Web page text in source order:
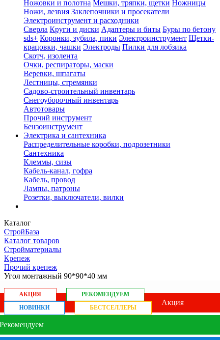
Ножовки и полотна Мешки, тряпки, щетки Ножницы
Ножи, лезвия Заклепочники и просекатели
Электроинструмент и расходники
Сверла Круги и диски Адаптеры и биты Буры по бетону
sds+ Коронки, зубила, пики Электроинструмент Щетки-
крацовки, чашки Электроды Пилки для лобзика
Скотч, изолента
Очки, респираторы, маски
Веревки, шпагаты
Лестницы, стремянки
Садово-строительный инвентарь
Снегоуборочный инвентарь
Автотовары
Прочий инструмент
Бензоинструмент
Электрика и сантехника
Распределительные коробки, подрозетники
Сантехника
Клеммы, сизы
Кабель-канал, гофра
Кабель, провод
Лампы, патроны
Розетки, выключатели, вилки
Каталог
СтройБаза
Каталог товаров
Стройматериалы
Крепеж
Прочий крепеж
Угол монтажный 90*90*40 мм
АКЦИЯ
РЕКОМЕНДУЕМ
НОВИНКИ
БЕСТСЕЛЛЕРЫ
Акция
Рекомендуем